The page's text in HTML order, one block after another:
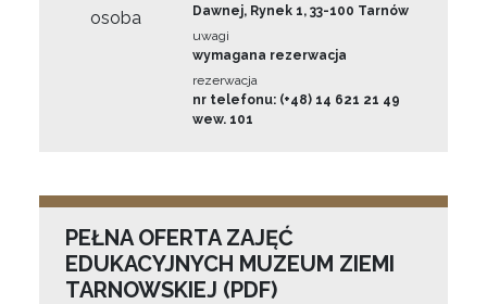
osoba
Dawnej, Rynek 1, 33-100 Tarnów
uwagi
wymagana rezerwacja
rezerwacja
nr telefonu: (+48) 14 621 21 49
wew. 101
PEŁNA OFERTA ZAJĘĆ
EDUKACYJNYCH MUZEUM ZIEMI
TARNOWSKIEJ (PDF)